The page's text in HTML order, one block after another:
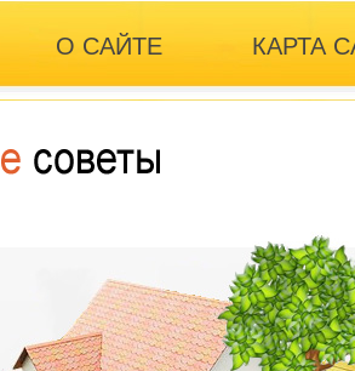
О САЙТЕ КАРТА